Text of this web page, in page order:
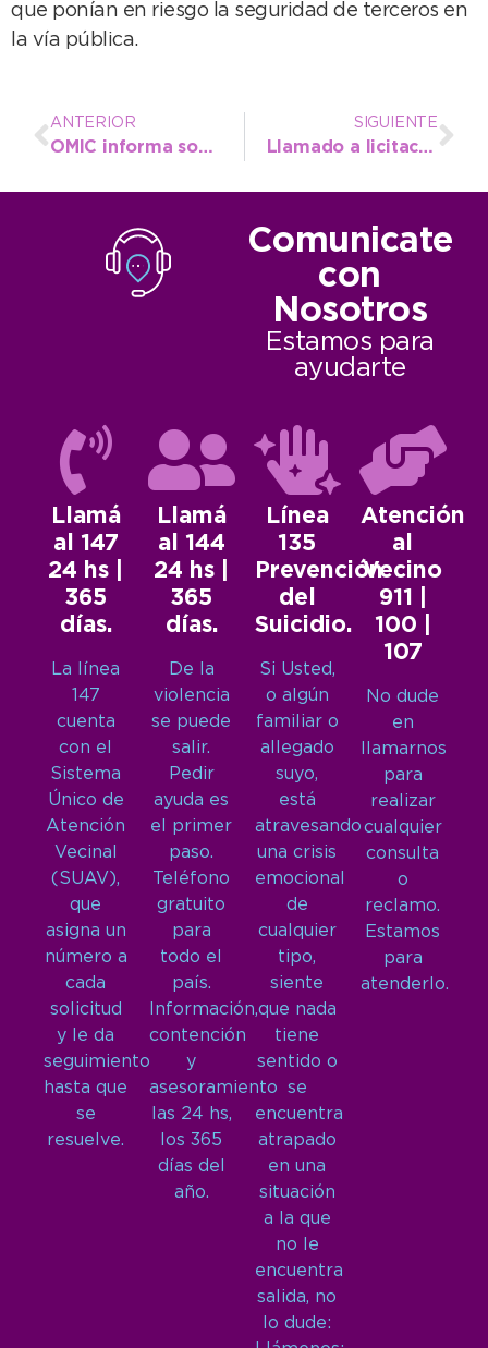
que ponían en riesgo la seguridad de terceros en
la vía pública.
ANTERIOR
OMIC informa sobre cuidados del Hot Sale
SIGUIENTE
Llamado a licitación para la cobertura del Polideportivo Municipal
Comunicate
con
Nosotros
Estamos para
ayudarte
Llamá
al 147
24 hs |
365
días.
La línea
147
cuenta
con el
Sistema
Único de
Atención
Vecinal
(SUAV),
que
asigna un
número a
cada
solicitud
y le da
seguimiento
hasta que
se
resuelve.
Llamá
al 144
24 hs |
365
días.
De la
violencia
se puede
salir.
Pedir
ayuda es
el primer
paso.
Teléfono
gratuito
para
todo el
país.
Información,
contención
y
asesoramiento
las 24 hs,
los 365
días del
año.
Línea
135
Prevención
del
Suicidio.
Si Usted,
o algún
familiar o
allegado
suyo,
está
atravesando
una crisis
emocional
de
cualquier
tipo,
siente
que nada
tiene
sentido o
se
encuentra
atrapado
en una
situación
a la que
no le
encuentra
salida, no
lo dude:
Atención
al
Vecino
911 |
100 |
107
No dude
en
llamarnos
para
realizar
cualquier
consulta
o
reclamo.
Estamos
para
atenderlo.